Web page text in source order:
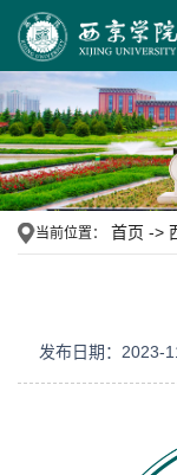
当前位置： 首页 ->
发布日期：2023-